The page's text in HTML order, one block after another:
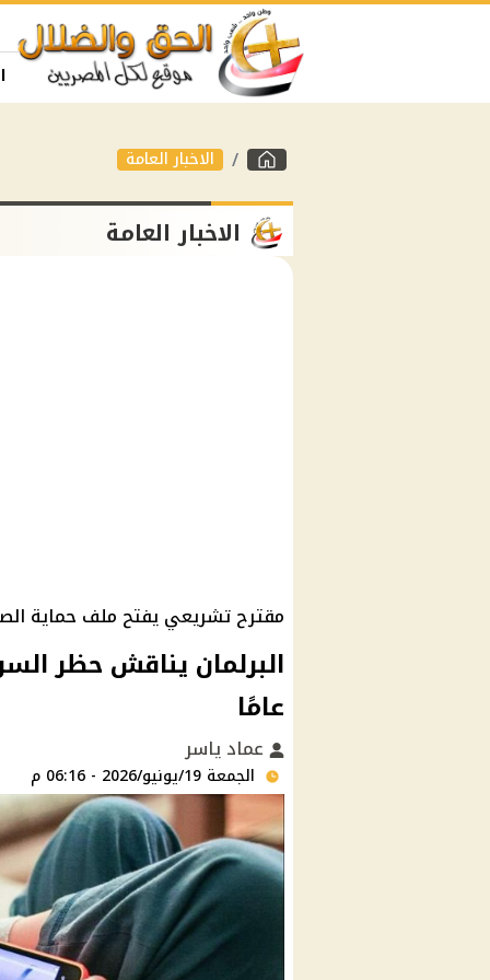
الاخبار العامة
الاخبار العامة
مقترح تشريعي يفتح ملف حماية
عامًا
عماد ياسر
الجمعة 19/يونيو/2026 - 06:16 م